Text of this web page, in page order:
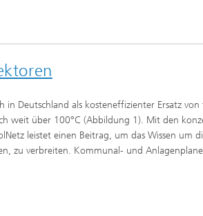
Deutschland als kosteneffizienter Ersatz von
weit über 100°C (Abbildung 1). Mit den
leistet einen Beitrag, um das Wissen um
zu verbreiten. Kommunal- und